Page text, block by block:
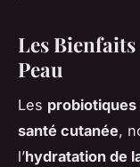
Les
Peau
Les probiotiques
santé cutanée,
l’hydratation de